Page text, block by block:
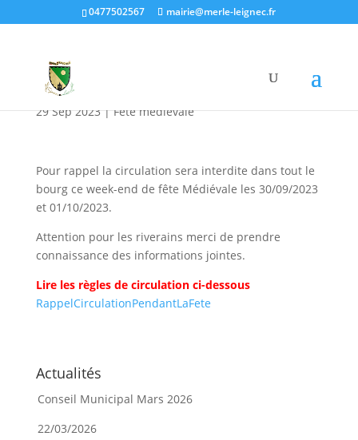
0477502567 mairie@merle-leignec.fr
Circulation pendant la
fête médiévale 2023
29 Sep 2023|Fête médiévale
Pour rappel la circulation sera interdite dans tout le
bourg ce week-end de fête Médiévale les 30/09/2023
et 01/10/2023.
Attention pour les riverains merci de prendre
connaissance des informations jointes.
Lire les règles de circulation ci-dessous
RappelCirculationPendantLaFete
Actualités
Conseil Municipal Mars 2026
22/03/2026